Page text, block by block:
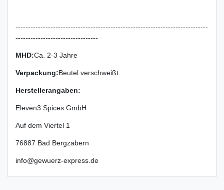
-----------------------------------------------------------------------------
---------------------------------
MHD:Ca. 2-3 Jahre
Verpackung:Beutel verschweißt
Herstellerangaben:
Eleven3 Spices GmbH
Auf dem Viertel 1
76887 Bad Bergzabern
info@gewuerz-express.de